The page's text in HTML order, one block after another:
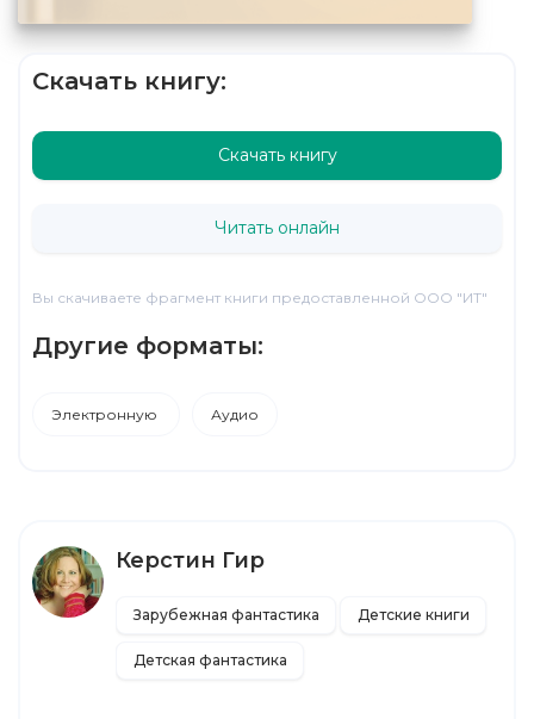
Скачать книгу:
Скачать книгу
Читать онлайн
Вы скачиваете фрагмент книги предоставленной ООО "ИТ"
Другие форматы:
Электронную Аудио
Керстин Гир
Зарубежная фантастика Детские книги
Детская фантастика